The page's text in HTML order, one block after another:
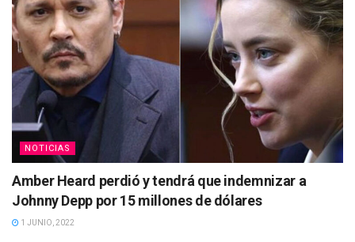
NOTICIAS
Amber Heard perdió y tendrá que indemnizar a
Johnny Depp por 15 millones de dólares
1 JUNIO, 2022